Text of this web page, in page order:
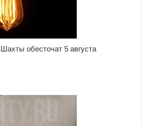
обесточат 5 августа